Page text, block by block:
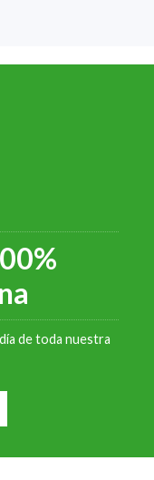
de toda nuestra